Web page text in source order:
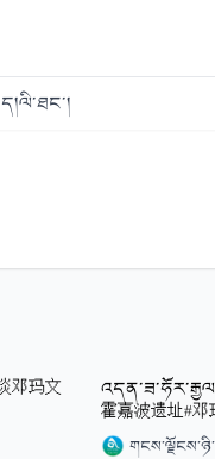
ལི་ཐང་།
邓玛文
霍嘉波遗址#邓